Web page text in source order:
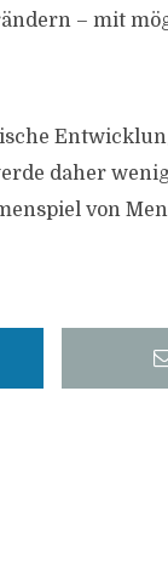
– mit
daher
von